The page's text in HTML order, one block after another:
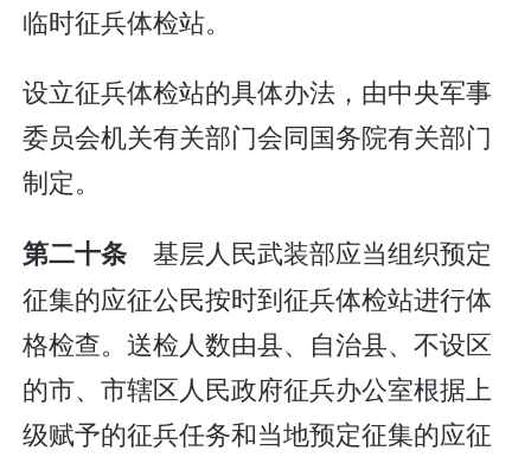
临时征兵体检站。
设立征兵体检站的具体办法，由中央军事
委员会机关有关部门会同国务院有关部门
制定。
第二十条 基层人民武装部应当组织预定
征集的应征公民按时到征兵体检站进行体
格检查。送检人数由县、自治县、不设区
的市、市辖区人民政府征兵办公室根据上
级赋予的征兵任务和当地预定征集的应征